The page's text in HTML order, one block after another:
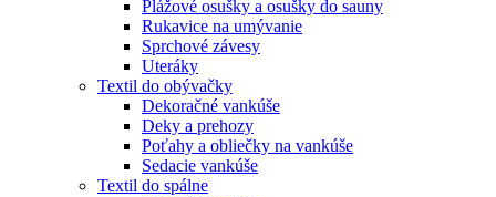
Plážové osušky a osušky do sauny
Rukavice na umývanie
Sprchové závesy
Uteráky
Textil do obývačky
Dekoračné vankúše
Deky a prehozy
Poťahy a obliečky na vankúše
Sedacie vankúše
Textil do spálne